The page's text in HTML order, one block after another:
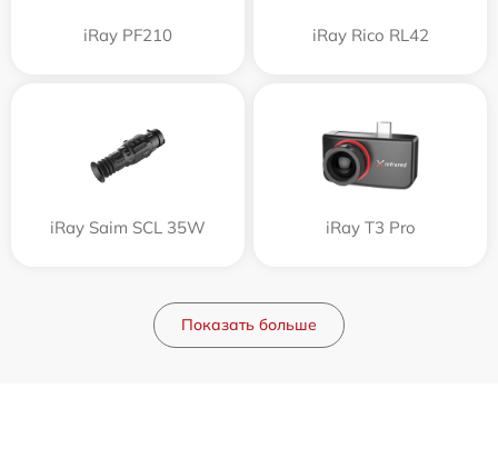
iRay PF210 iRay Rico RL42
iRay Saim SCL 35W iRay T3 Pro
Показать больше